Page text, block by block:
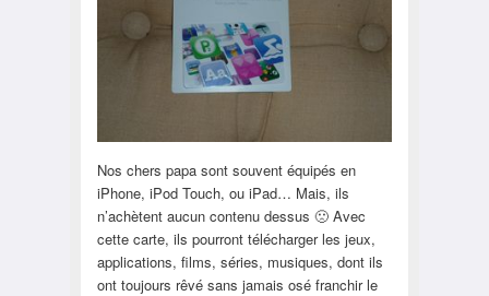
Nos chers papa sont souvent équipés en
iPhone, iPod Touch, ou iPad… Mais, ils
n’achètent aucun contenu dessus 🙁 Avec
cette carte, ils pourront télécharger les jeux,
applications, films, séries, musiques, dont ils
ont toujours rêvé sans jamais osé franchir le